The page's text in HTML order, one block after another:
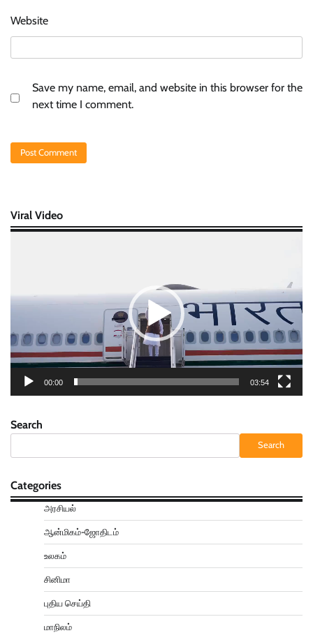
Website
Save my name, email, and website in this browser for the
next time I comment.
Viral Video
00:00 03:54
Search
Search
Categories
அரசியல்
ஆன்மிகம்-ஜோதிடம்
உலகம்
சினிமா
புதிய செய்தி
மாநிலம்